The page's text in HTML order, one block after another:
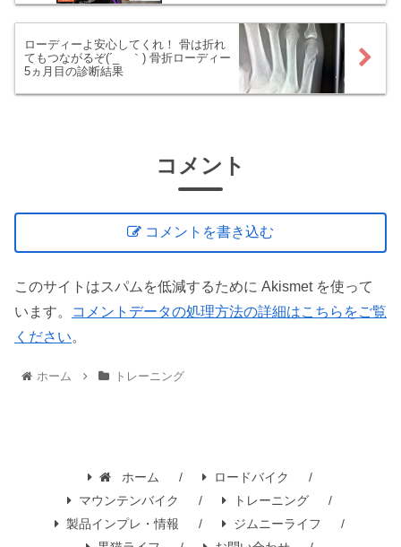
ローディーよ安心してくれ！ 骨は折れ
てもつながるぞ(´_ゝ｀) 骨折ローディー
5ヵ月目の診断結果
コメント
コメントを書き込む
このサイトはスパムを低減するために Akismet を使って
います。
コメントデータの処理方法の詳細はこちらをご覧
ください。
ホーム トレーニング
ホーム
ロードバイク
マウンテンバイク
トレーニング
製品インプレ・情報
ジムニーライフ